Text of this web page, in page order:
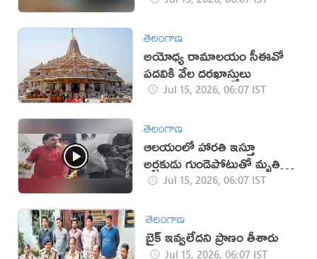
తెలంగాణ
అయోధ్య రామాలయం సీఈవో
పదవికి వేల దరఖాస్తులు
Jul 15, 2026, 06:07 IST
తెలంగాణ
ఆలయంలో హారతి ఇస్తూ
అర్చకుడు గుండెపోటుతో మృతి
(వీడియో)
Jul 15, 2026, 06:07 IST
తెలంగాణ
బైక్ ఇవ్వలేదని ప్రాణం తీశారు
Jul 15, 2026, 06:07 IST